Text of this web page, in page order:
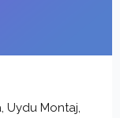
Uydu Montaj,